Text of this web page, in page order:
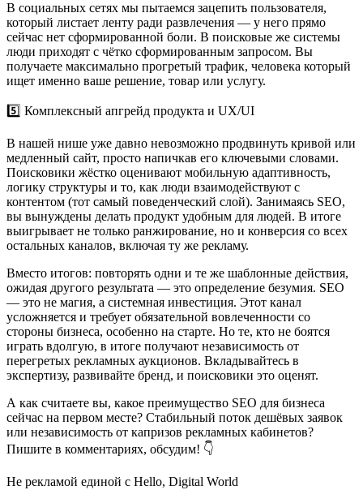
В социальных сетях мы пытаемся зацепить пользователя,
который листает ленту ради развлечения — у него прямо
сейчас нет сформированной боли. В поисковые же системы
люди приходят с чётко сформированным запросом. Вы
получаете максимально прогретый трафик, человека который
ищет именно ваше решение, товар или услугу.
5️⃣ Комплексный апгрейд продукта и UX/UI
В нашей нише уже давно невозможно продвинуть кривой или
медленный сайт, просто напичкав его ключевыми словами.
Поисковики жёстко оценивают мобильную адаптивность,
логику структуры и то, как люди взаимодействуют с
контентом (тот самый поведенческий слой). Занимаясь SEO,
вы вынуждены делать продукт удобным для людей. В итоге
выигрывает не только ранжирование, но и конверсия со всех
остальных каналов, включая ту же рекламу.
Вместо итогов: повторять одни и те же шаблонные действия,
ожидая другого результата — это определение безумия. SEO
— это не магия, а системная инвестиция. Этот канал
усложняется и требует обязательной вовлеченности со
стороны бизнеса, особенно на старте. Но те, кто не боятся
играть вдолгую, в итоге получают независимость от
перегретых рекламных аукционов. Вкладывайтесь в
экспертизу, развивайте бренд, и поисковики это оценят.
А как считаете вы, какое преимущество SEO для бизнеса
сейчас на первом месте? Стабильный поток дешёвых заявок
или независимость от капризов рекламных кабинетов?
Пишите в комментариях, обсудим! 👇
Не рекламой единой с Hello, Digital World